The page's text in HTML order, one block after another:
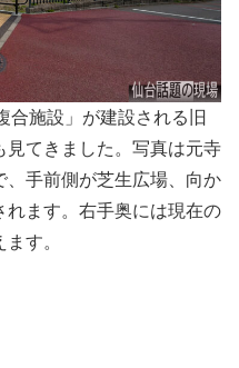
合施設」が建設される旧
てきました。写真は元寺
手前側が芝生広場、向か
れます。右手奥には現在の
す。